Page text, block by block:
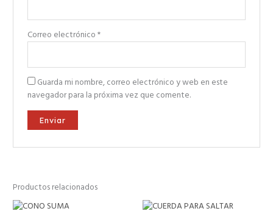
Correo electrónico*
Guarda mi nombre, correo electrónico y web en este
navegador para la próxima vez que comente.
Productos relacionados